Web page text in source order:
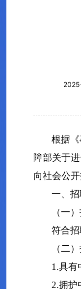
根据
障部关于
向社会公开
一、
（一
符合
（二
1.具有
2.拥护